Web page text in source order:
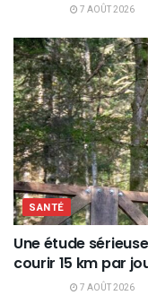
7 AOÛT 2026
SANTÉ
Une étude
courir 15 km par
7 AOÛT 2026